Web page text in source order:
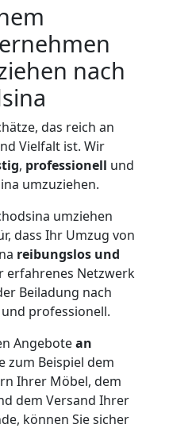
nach
das reich an
Vielfalt ist. Wir
, professionell und
umzuziehen.
umziehen
dass Ihr Umzug von
reibungslos und
erfahrenes Netzwerk
Beiladung nach
professionell.
Angebotean
zum Beispiel dem
Ihrer Möbel, dem
dem Versand Ihrer
können Sie sicher